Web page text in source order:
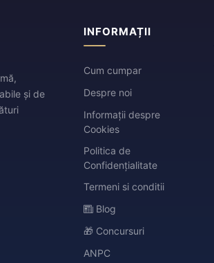
și de
INFORMAȚII
Cum cumpar
Despre noi
Informații despre
Cookies
Politica de
Confidențialitate
Termeni si conditii
Blog
🎁 Concursuri
ANPC